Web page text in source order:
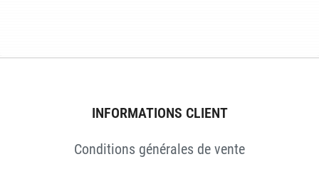
INFORMATIONS CLIENT
Conditions générales de vente